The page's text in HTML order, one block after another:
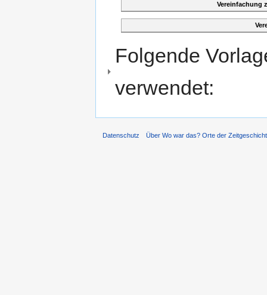
Vereinfachung
Folgende
verwendet:
Datenschutz Über Wo war das? Orte der